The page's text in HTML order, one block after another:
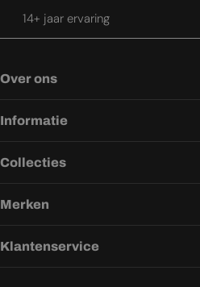
14+ jaar ervaring
Over ons
Informatie
Collecties
Merken
Klantenservice